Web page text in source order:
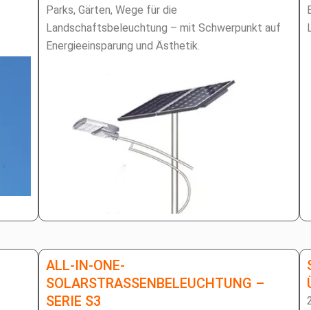
Parks, Gärten, Wege für die
Landschaftsbeleuchtung – mit Schwerpunkt auf
Energieeinsparung und Ästhetik.
ALL-IN-ONE-
SOLARSTRASSENBELEUCHTUNG – S
ERIE S3